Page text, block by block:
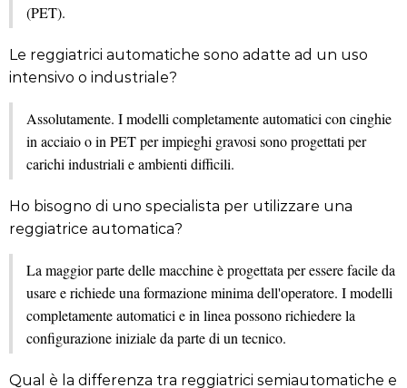
(PET).
Le reggiatrici automatiche sono adatte ad un uso
intensivo o industriale?
Assolutamente. I modelli completamente automatici con cinghie
in acciaio o in PET per impieghi gravosi sono progettati per
carichi industriali e ambienti difficili.
Ho bisogno di uno specialista per utilizzare una
reggiatrice automatica?
La maggior parte delle macchine è progettata per essere facile da
usare e richiede una formazione minima dell'operatore. I modelli
completamente automatici e in linea possono richiedere la
configurazione iniziale da parte di un tecnico.
Qual è la differenza tra reggiatrici semiautomatiche e